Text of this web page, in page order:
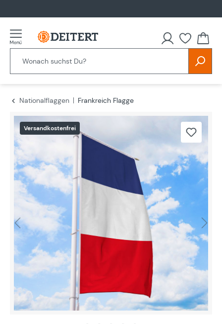
Nationalflaggen
Frankreich Flagge
Bildergalerie überspringen
Versandkostenfrei